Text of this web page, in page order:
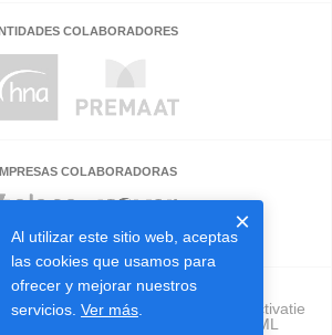
COLABORADORES
COLABORADORAS
Preguntas frecuentes
Sobre activatie
Herramienta GML
Al utilizar este sitio web, aceptas
las cookies que usamos para
ofrecer y mejorar nuestros
servicios. Ver más.
×